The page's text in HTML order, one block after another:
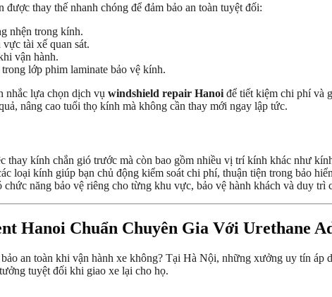
thay thế nhanh chóng để đảm bảo an toàn tuyệt đối:
nhện trong kính.
tài xế quan sát.
vận hành.
lớp phim laminate bảo vệ kính.
nhắc lựa chọn dịch vụ windshield repair Hanoi để tiết kiệm chi phí và
nâng cao tuổi thọ kính mà không cần thay mới ngay lập tức.
kính chắn gió trước mà còn bao gồm nhiều vị trí kính khác như
loại kính giúp bạn chủ động kiểm soát chi phí, thuận tiện trong bảo
năng bảo vệ riêng cho từng khu vực, bảo vệ hành khách và duy trì
Hanoi Chuẩn Chuyên Gia Với Urethane
an toàn khi vận hành xe không? Tại Hà Nội, những xưởng uy tín áp
tuyệt đối khi giao xe lại cho họ.